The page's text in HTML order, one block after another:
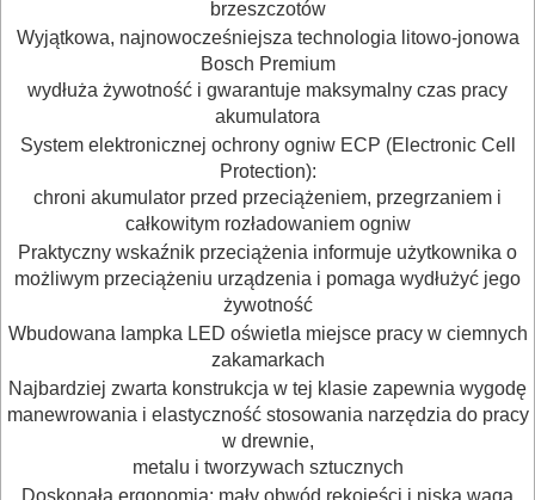
gwoździarki
klucze
lamelownice
latarki
lutownice
mieszarki
młotowiertarki
brzeszczotów
Wyjątkowa, najnowocześniejsza technologia litowo-jonowa
Bosch Premium
wydłuża żywotność i gwarantuje maksymalny czas pracy
akumulatora
System elektronicznej ochrony ogniw ECP (Electronic Cell
Protection):
chroni akumulator przed przeciążeniem, przegrzaniem i
całkowitym rozładowaniem ogniw
Praktyczny wskaźnik przeciążenia informuje użytkownika o
możliwym przeciążeniu urządzenia i pomaga wydłużyć jego
żywotność
Wbudowana lampka LED oświetla miejsce pracy w ciemnych
zakamarkach
Najbardziej zwarta konstrukcja w tej klasie zapewnia wygodę
manewrowania i elastyczność stosowania narzędzia do pracy
w drewnie,
metalu i tworzywach sztucznych